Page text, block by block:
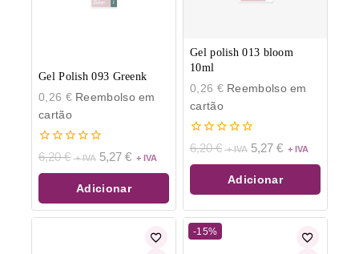
Gel Polish 093 Greenk
0,26 €Reembolso em
cartão
0
de
5
6,20€ 5,27 €
Adicionar
Gel polish 013 bloom
10ml
0,26 €Reembolso em
cartão
0
de
5
6,20€ 5,27 €
Adicionar
-15%